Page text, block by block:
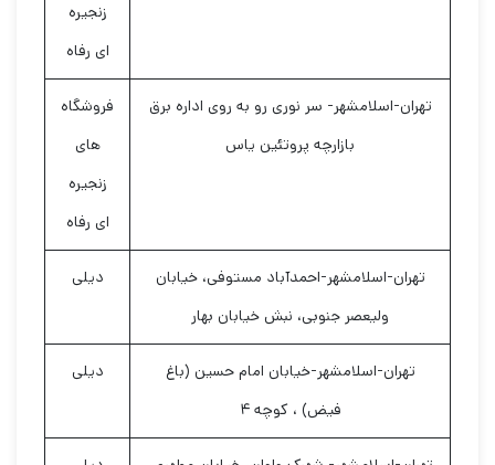
زنجیره
ای رفاه
تهران-اسلامشهر- سر نوری رو به روی اداره برق
بازارچه پروتئین یاس
فروشگاه
های
زنجیره
ای رفاه
تهران-اسلامشهر-احمدآباد مستوفی، خیابان
ولیعصر جنوبی، نبش خیابان بهار
دیلی
تهران-اسلامشهر-خیابان امام حسین (باغ
فیض) ، کوچه ۴
دیلی